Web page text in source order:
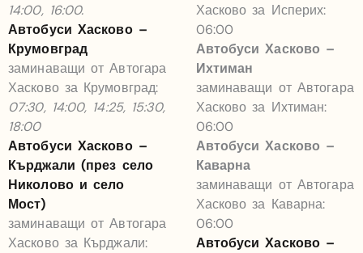
14:00, 16:00.
Автобуси Хасково –
Крумовград
заминаващи от Автогара
Хасково за Крумовград:
07:30, 14:00, 14:25, 15:30,
18:00
Автобуси Хасково –
Кърджали (през село
Николово и село
Мост)
заминаващи от Автогара
Хасково за Кърджали:
Хасково за Исперих:
06:00
Автобуси Хасково –
Ихтиман
заминаващи от Автогара
Хасково за Ихтиман:
06:00
Автобуси Хасково –
Каварна
заминаващи от Автогара
Хасково за Каварна:
06:00
Автобуси Хасково –